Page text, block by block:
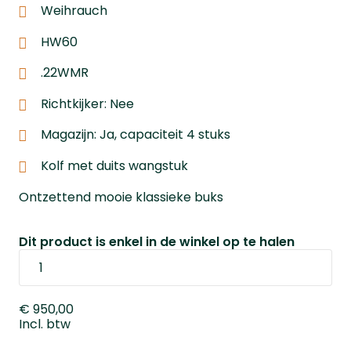
Weihrauch
HW60
.22WMR
Richtkijker: Nee
Magazijn: Ja, capaciteit 4 stuks
Kolf met duits wangstuk
Ontzettend mooie klassieke buks
Dit product is enkel in de winkel op te halen
€ 950,00
Incl. btw